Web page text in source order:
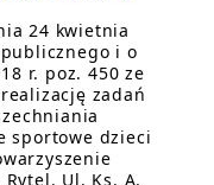
24 kwietnia
i o
r. poz. 450 ze
zadań
sportowe dzieci
Ul. Ks. A.